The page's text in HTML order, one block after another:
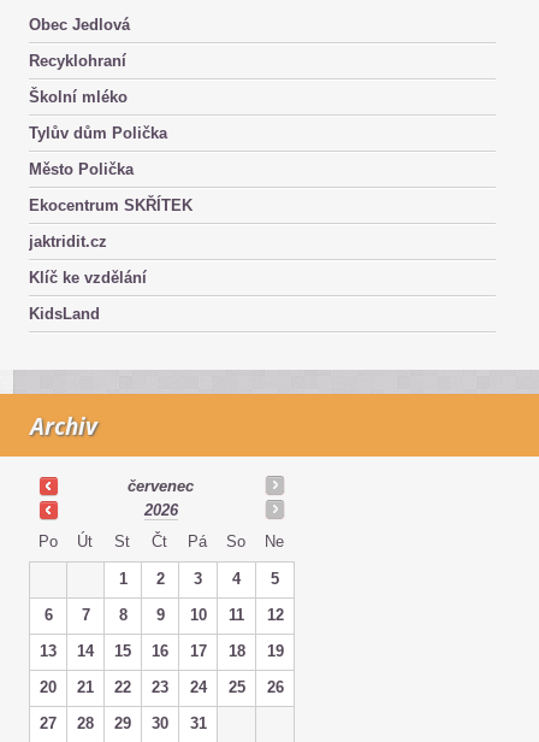
Obec Jedlová
Recyklohraní
Školní mléko
Tylův dům Polička
Město Polička
Ekocentrum SKŘÍTEK
jaktridit.cz
Klíč ke vzdělání
KidsLand
Archiv
červenec
2026
Po
Út St Čt Pá So Ne
1 2 3 4
5
6
7 8 9 10 11
12
13
14 15 16 17 18
19
20
21 22 23 24 25
26
27
28 29 30 31